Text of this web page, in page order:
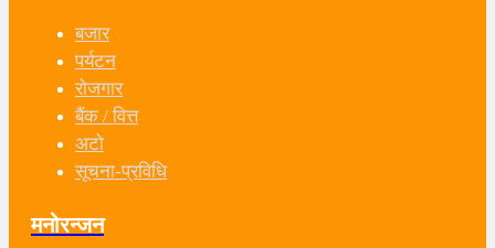
बजार
पर्यटन
रोजगार
बैंक / वित्त
अटो
सूचना-प्रविधि
मनोरन्जन